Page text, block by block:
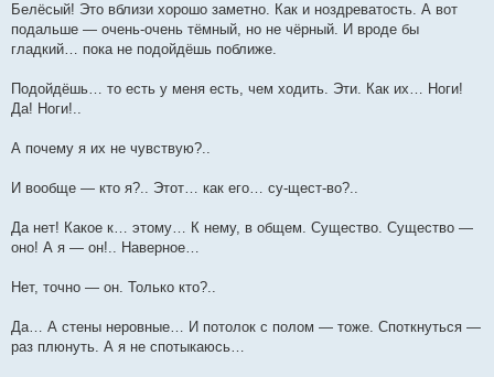
Белёсый! Это вблизи хорошо заметно. Как и ноздреватость. А вот
подальше — очень-очень тёмный, но не чёрный. И вроде бы
гладкий… пока не подойдёшь поближе.
Подойдёшь… то есть у меня есть, чем ходить. Эти. Как их… Ноги!
Да! Ноги!..
А почему я их не чувствую?..
И вообще — кто я?.. Этот… как его… су-щест-во?..
Да нет! Какое к… этому… К нему, в общем. Существо. Существо —
оно! А я — он!.. Наверное…
Нет, точно — он. Только кто?..
Да… А стены неровные… И потолок с полом — тоже. Споткнуться —
раз плюнуть. А я не спотыкаюсь…